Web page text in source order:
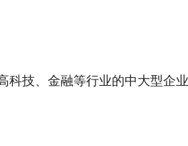
技、金融等行业的中大型企